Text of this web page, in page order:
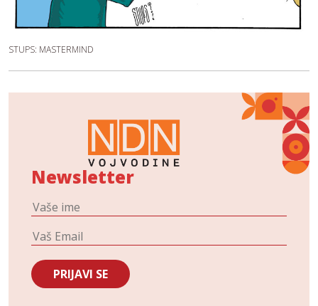
STUPS: MASTERMIND
Newsletter